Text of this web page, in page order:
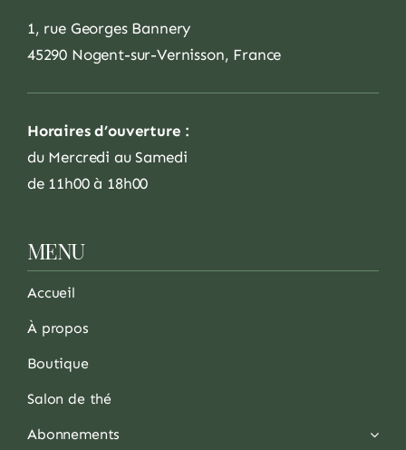
1, rue Georges Bannery
45290 Nogent-sur-Vernisson, France
Horaires d’ouverture :
du Mercredi au Samedi
de 11h00 à 18h00
MENU
Accueil
À propos
Boutique
Salon de thé
Abonnements